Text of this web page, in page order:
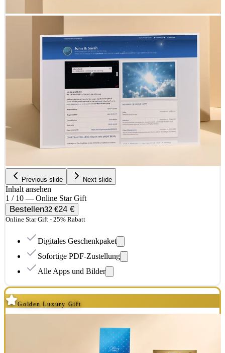
Previous slide Next slide
Inhalt ansehen
1 / 10 — Online Star Gift
Bestellen32 €24 €
Online Star Gift - 25% Rabatt
Digitales Geschenkpaket
Sofortige PDF-Zustellung
Alle Apps und Bilder
Golden Luxury Gift